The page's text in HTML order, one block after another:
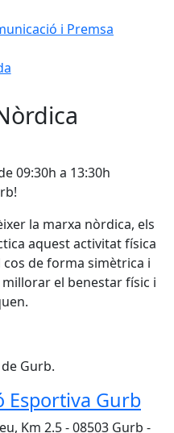
i Premsa
09:30h a 13:30h
la marxa nòrdica, els
aquest activitat física
de forma simètrica i
el benestar físic i
Gurb.
Esportiva Gurb
Km 2.5 - 08503 Gurb -